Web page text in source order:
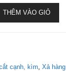
THÊM VÀO GIỎ
cạnh, kìm, Xả hàng